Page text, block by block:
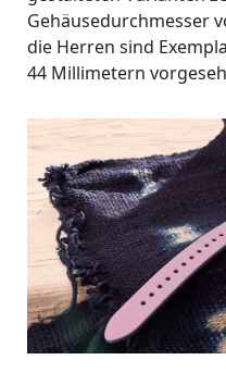
Gehäusedurchmesser
die Herren sind
44 Millimetern